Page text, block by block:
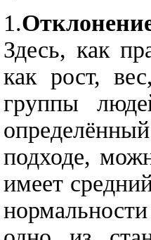
1.
Здесь, как
как рост,
группы
подходе,
имеет